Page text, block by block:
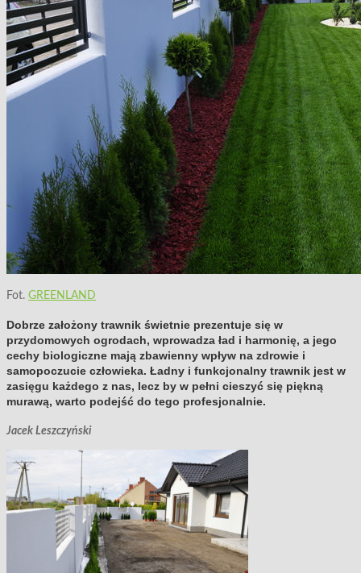
Fot. GREENLAND
Dobrze założony trawnik świetnie prezentuje się w
przydomowych ogrodach, wprowadza ład i harmonię, a jego
cechy biologiczne mają zbawienny wpływ na zdrowie i
samopoczucie człowieka. Ładny i funkcjonalny trawnik jest w
zasięgu każdego z nas, lecz by w pełni cieszyć się piękną
murawą, warto podejść do tego profesjonalnie.
Jacek Leszczyński